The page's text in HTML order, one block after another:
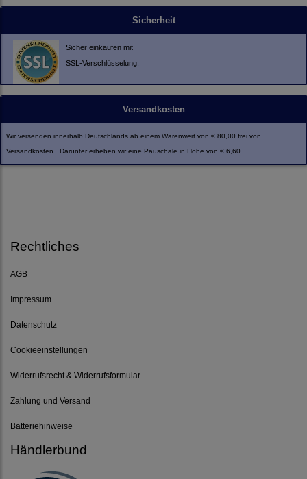
Sicherheit
Sicher einkaufen mit
SSL-Verschlüsselung.
Versandkosten
Wir versenden innerhalb Deutschlands ab einem Warenwert von € 80,00 frei von
Versandkosten. Darunter erheben wir eine Pauschale in Höhe von € 6,60.
Rechtliches
AGB
Impressum
Datenschutz
Cookieeinstellungen
Widerrufsrecht & Widerrufsformular
Zahlung und Versand
Batteriehinweise
Händlerbund